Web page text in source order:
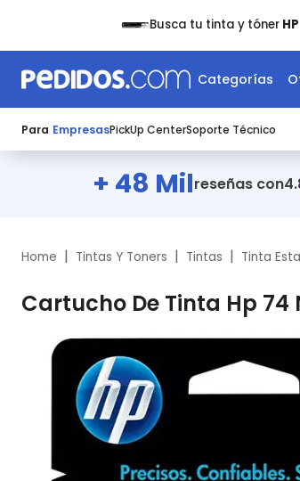
Busca tu tinta y tónerHP
Categorías
Para EmpresasPickUp CenterSoporte Técnico
+ 48 Milreseñas con
Home | Tintas Y Toners | Tintas | Tinta
Cartucho De Tinta Hp